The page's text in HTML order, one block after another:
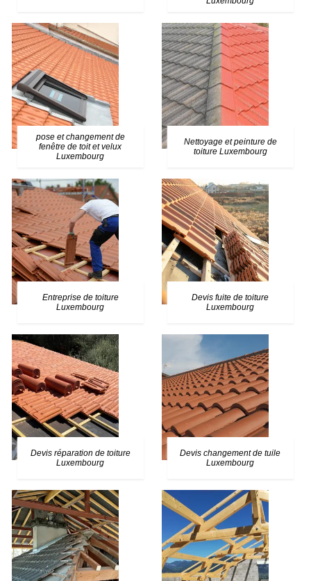
pose et changement de
fenêtre de toit et velux
Luxembourg
Nettoyage et peinture de
toiture Luxembourg
Entreprise de toiture
Luxembourg
Devis fuite de toiture
Luxembourg
Devis réparation de toiture
Luxembourg
Devis changement de tuile
Luxembourg